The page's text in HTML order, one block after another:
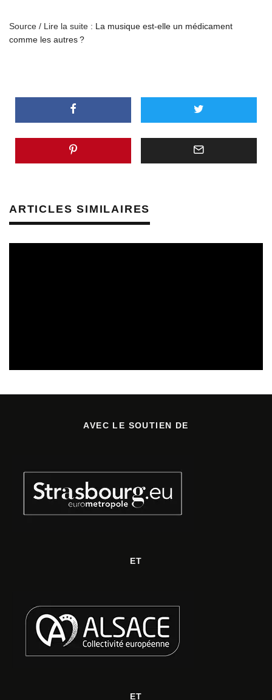
Source / Lire la suite : La musique est-elle un médicament
comme les autres ?
ARTICLES SIMILAIRES
AVEC LE SOUTIEN DE
ET
ET